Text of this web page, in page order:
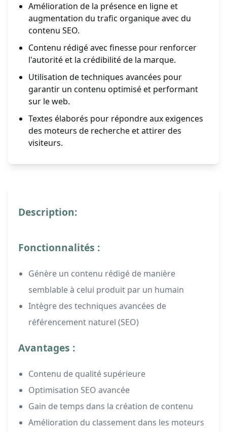
Amélioration de la présence en ligne et
augmentation du trafic organique avec du
contenu SEO.
Contenu rédigé avec finesse pour renforcer
l'autorité et la crédibilité de la marque.
Utilisation de techniques avancées pour
garantir un contenu optimisé et performant
sur le web.
Textes élaborés pour répondre aux exigences
des moteurs de recherche et attirer des
visiteurs.
Description:
Fonctionnalités :
Génère un contenu rédigé de manière
semblable à celui produit par un humain
Intègre des techniques avancées de
référencement naturel (SEO)
Avantages :
Contenu de qualité supérieure
Optimisation SEO avancée
Gain de temps dans la création de contenu
Amélioration du classement dans les moteurs